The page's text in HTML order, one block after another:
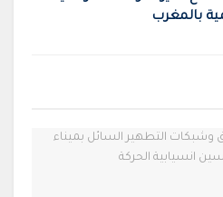
بالمغرب